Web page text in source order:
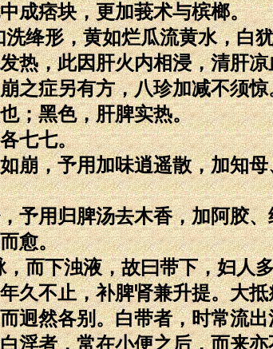
成痞块，更加莪术与槟榔。
绛形，黄如烂瓜流黄水，白
热，此因肝火内相浸，清肝
之症另有方，八珍加减不须
；黑色，肝脾实热。
七七。
崩，予用加味逍遥散，加知
予用归脾汤去木香，加阿胶
愈。
而下浊液，故曰带下，妇人
久不止，补脾肾兼升提。大
迥然各别。白带者，时常流
淫者，常在小便之后，而来